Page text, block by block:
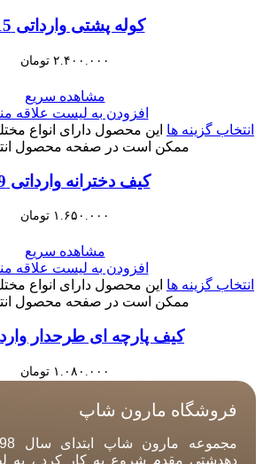
کوله پشتی وارداتی 115
۲.۴۰۰.۰۰۰ تومان
مشاهده سریع
افزودن به لیست علاقه
انتخاب گزینه ها این محصول دارای انواع
ممکن است در صفحه محصول
کیف دخترانه وارداتی 339
۱.۶۵۰.۰۰۰ تومان
مشاهده سریع
افزودن به لیست علاقه
انتخاب گزینه ها این محصول دارای انواع
ممکن است در صفحه محصول
کیف پارچه ای طرحدار
۱.۰۸۰.۰۰۰ تومان
فروشگاه مارون شاپ
دهدشتی مقدم شروع به کار کرد ، به